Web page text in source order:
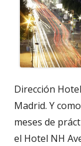
Dirección
Madrid. Y
meses de
el Hotel NH